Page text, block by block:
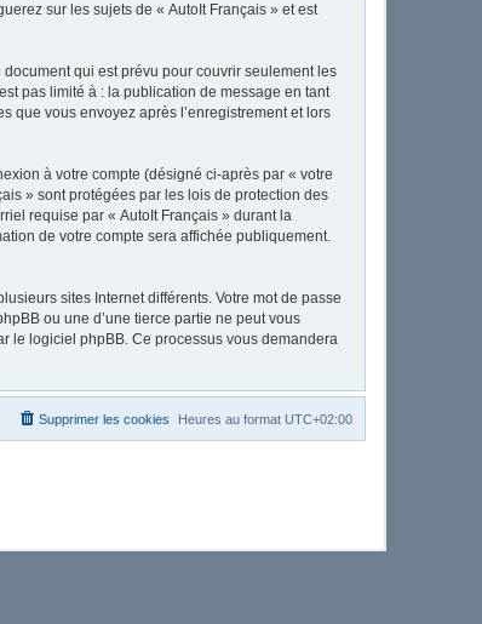
sur les sujets de « AutoIt Français » et est
qui est prévu pour couvrir seulement les
pas limité à : la publication de message en tant
que vous envoyez après l’enregistrement et lors
à votre compte (désigné ci-après par « votre
» sont protégées par les lois de protection des
requise par « AutoIt Français » durant la
de votre compte sera affichée publiquement.
sites Internet différents. Votre mot de passe
ou une d’une tierce partie ne peut vous
le logiciel phpBB. Ce processus vous demandera
Heures au format UTC+02:00
Supprimer les cookies